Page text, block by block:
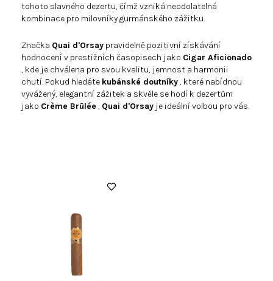
tohoto slavného dezertu, čímž vzniká neodolatelná
kombinace pro milovníky gurmánského zážitku.
Značka Quai d'Orsay pravidelně pozitivní získávání
hodnocení v prestižních časopisech jako Cigar Aficionado
, kde je chválena pro svou kvalitu, jemnost a harmonii
chutí. Pokud hledáte kubánské doutníky, které nabídnou
vyvážený, elegantní zážitek a skvěle se hodí k dezertům
jako Crème Brûlée , Quai d'Orsay je ideální volbou pro vás.